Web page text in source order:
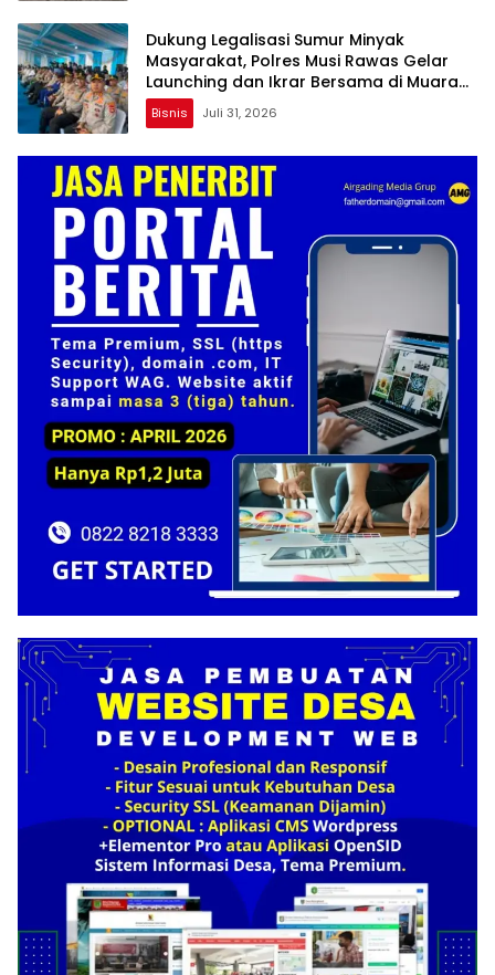
Dukung Legalisasi Sumur Minyak
Masyarakat, Polres Musi Rawas Gelar
Launching dan Ikrar Bersama di Muara
Lakitan
Bisnis Juli 31, 2026